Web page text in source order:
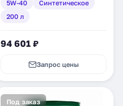
5W-40
Синтетическое
200 л
94 601 ₽
Запрос цены
Под заказ